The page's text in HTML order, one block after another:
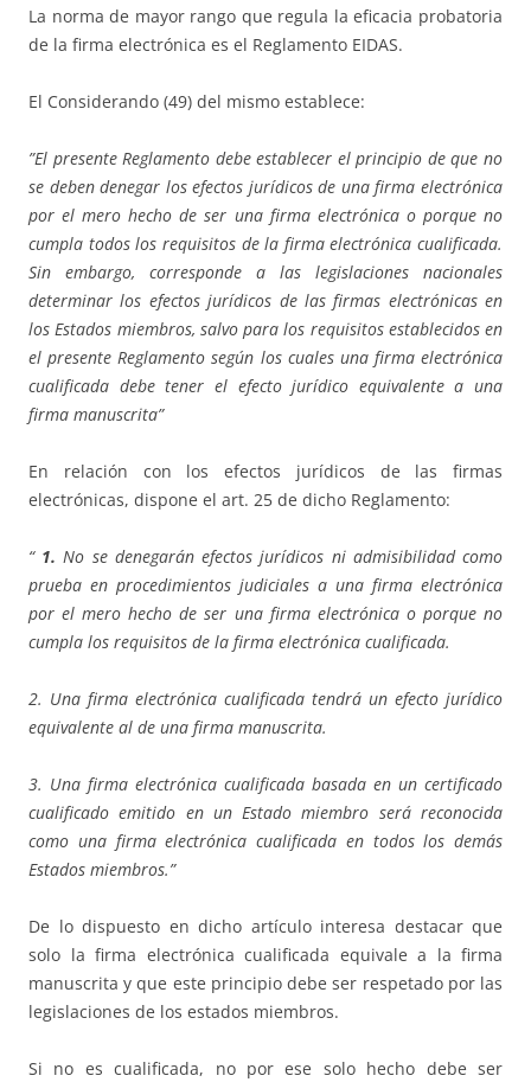
La norma de mayor rango que regula la eficacia probatoria
de la firma electrónica es el Reglamento EIDAS.
El Considerando (49) del mismo establece:
”El presente Reglamento debe establecer el principio de que no
se deben denegar los efectos jurídicos de una firma electrónica
por el mero hecho de ser una firma electrónica o porque no
cumpla todos los requisitos de la firma electrónica cualificada.
Sin embargo, corresponde a las legislaciones nacionales
determinar los efectos jurídicos de las firmas electrónicas en
los Estados miembros, salvo para los requisitos establecidos en
el presente Reglamento según los cuales una firma electrónica
cualificada debe tener el efecto jurídico equivalente a una
firma manuscrita”
En relación con los efectos jurídicos de las firmas
electrónicas, dispone el art. 25 de dicho Reglamento:
“ 1.No se denegarán efectos jurídicos ni admisibilidad como
prueba en procedimientos judiciales a una firma electrónica
por el mero hecho de ser una firma electrónica o porque no
cumpla los requisitos de la firma electrónica cualificada.
2. Una firma electrónica cualificada tendrá un efecto jurídico
equivalente al de una firma manuscrita.
3. Una firma electrónica cualificada basada en un certificado
cualificado emitido en un Estado miembro será reconocida
como una firma electrónica cualificada en todos los demás
Estados miembros.”
De lo dispuesto en dicho artículo interesa destacar que
solo la firma electrónica cualificada equivale a la firma
manuscrita y que este principio debe ser respetado por las
legislaciones de los estados miembros.
Si no es cualificada, no por ese solo hecho debe ser